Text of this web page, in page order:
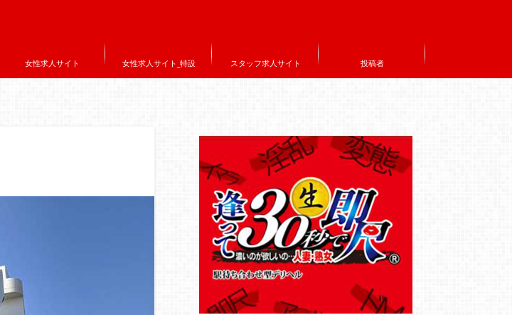
女性求人サイト 女性求人サイト_特設 スタッフ求人サイト 投稿者